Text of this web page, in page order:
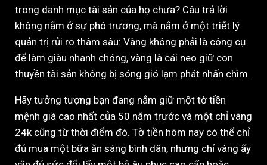
trong danh mục tài sản của họ chưa? Câu trả lời
không nằm ở sự phô trương, mà nằm ở một triết lý
quản trị rủi ro thâm sâu: Vàng không phải là công cụ
để làm giàu nhanh chóng, vàng là cái neo giữ con
thuyền tài sản không bị sóng gió lạm phát nhấn chìm.
Hãy tưởng tượng bạn đang nắm giữ một tờ tiền
mệnh giá cao nhất của 50 năm trước và một chỉ vàng
24k cũng từ thời điểm đó. Tờ tiền hôm nay có thể chỉ
đủ mua một bữa ăn sáng bình dân, nhưng chỉ vàng ấy